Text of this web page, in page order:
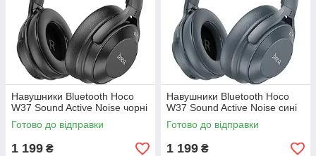
Навушники Bluetooth Hoco
W37 Sound Active Noise чорні
Готово до відправки
1 199 ₴
Навушники Bluetooth Hoco
W37 Sound Active Noise сині
Готово до відправки
1 199 ₴